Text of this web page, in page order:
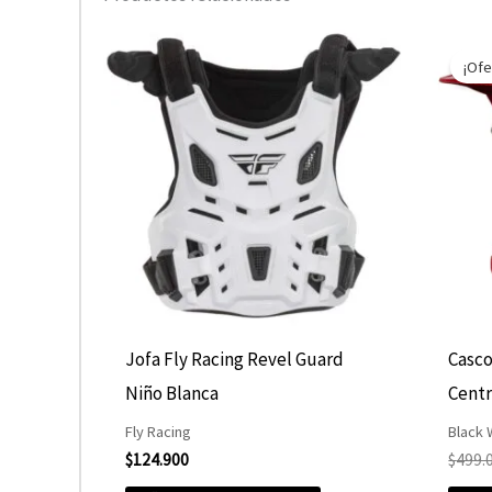
Jofa Fly Racing Revel Guard
Niño Blanca
Fly Racing
$124.900
Black
$